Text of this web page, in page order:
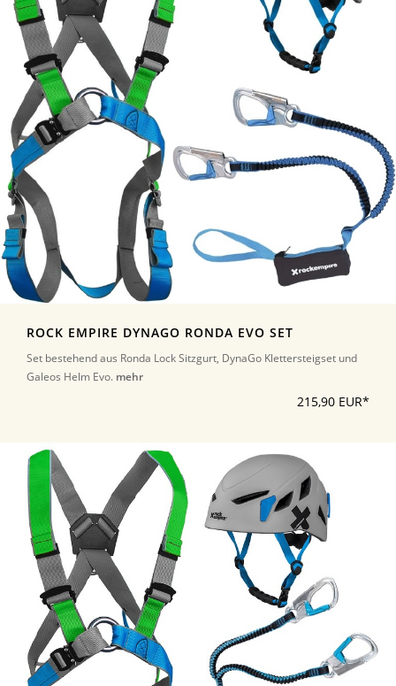
ROCK EMPIRE DYNAGO RONDA EVO SET
Set bestehend aus Ronda Lock Sitzgurt, DynaGo Klettersteigset und
Galeos Helm Evo. mehr
215,90 EUR*